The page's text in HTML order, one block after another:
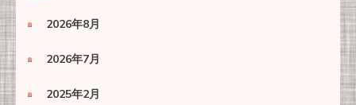
2026年8月
2026年7月
2025年2月